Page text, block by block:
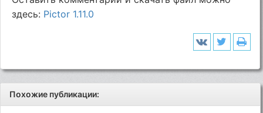
здесь: Pictor 1.11.0
Похожие публикации: